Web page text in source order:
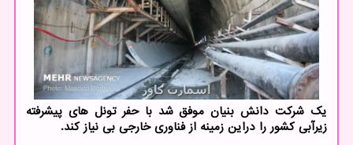
یک شرکت دانش بنیان موفق شد با حفر تونل های پیشرفته
زیرآبی کشور را دراین زمینه از فناوری خارجی بی نیاز کند.